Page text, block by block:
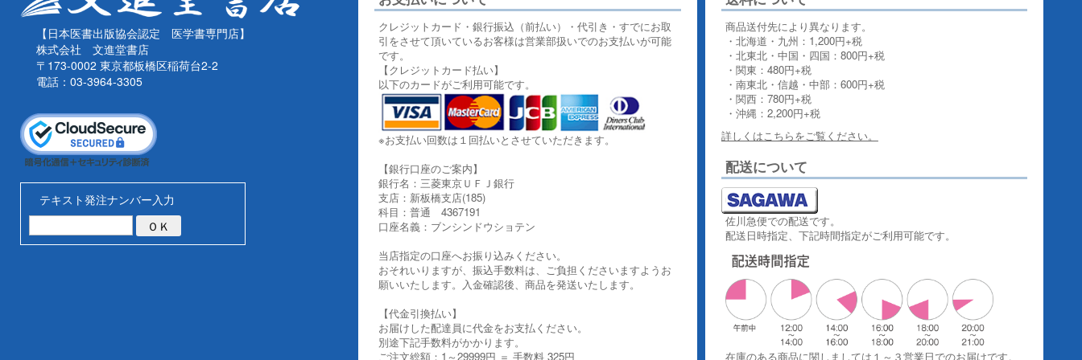
【日本医書出版協会認定 医学書専門店】
株式会社 文進堂書店
〒173-0002 東京都板橋区稲荷台2-2
電話：03-3964-3305
テキスト発注ナンバー入力
クレジットカード・銀行振込（前払い）・代引き・すでにお取
引をさせて頂いているお客様は営業部扱いでのお支払いが可能
です。
【クレジットカード払い】
以下のカードがご利用可能です。
※お支払い回数は１回払いとさせていただきます。
【銀行口座のご案内】
銀行名：三菱東京ＵＦＪ銀行
支店：新板橋支店(185)
科目：普通 4367191
口座名義：ブンシンドウショテン
当店指定の口座へお振り込みください。
おそれいりますが、振込手数料は、ご負担くださいますようお
願いいたします。入金確認後、商品を発送いたします。
【代金引換払い】
お届けした配達員に代金をお支払ください。
別途下記手数料がかかります。
ご注文総額：1～29999円 ＝ 手数料 325円
商品送付先により異なります。
・北海道・九州：1,200円+税
・北東北・中国・四国：800円+税
・関東：480円+税
・南東北・信越・中部：600円+税
・関西：780円+税
・沖縄：2,200円+税
詳しくはこちらをご覧ください。
配送について
佐川急便での配送です。
配送日時指定、下記時間指定がご利用可能です。
在庫のある商品に関しましては１～３営業日でのお届けです。